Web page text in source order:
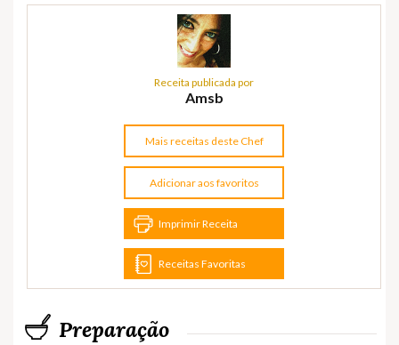
Receita publicada por
Amsb
Mais receitas deste Chef
Adicionar aos favoritos
Imprimir Receita
Receitas Favoritas
Preparação